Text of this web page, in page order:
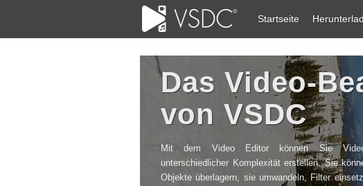
Startseite
Das Video-
von VSDC
Mit dem Video Editor können Sie
unterschiedlicher Komplexität erstellen. Sie
Objekte überlagern, sie umwandeln, Filter